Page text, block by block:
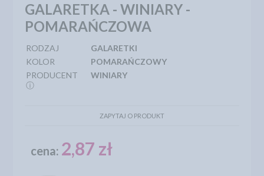
GALARETKA - WINIARY -
POMARAŃCZOWA
RODZAJ
GALARETKI
KOLOR
POMARAŃCZOWY
PRODUCENT
ⓘ
WINIARY
ZAPYTAJ O PRODUKT
cena: 2,87 zł